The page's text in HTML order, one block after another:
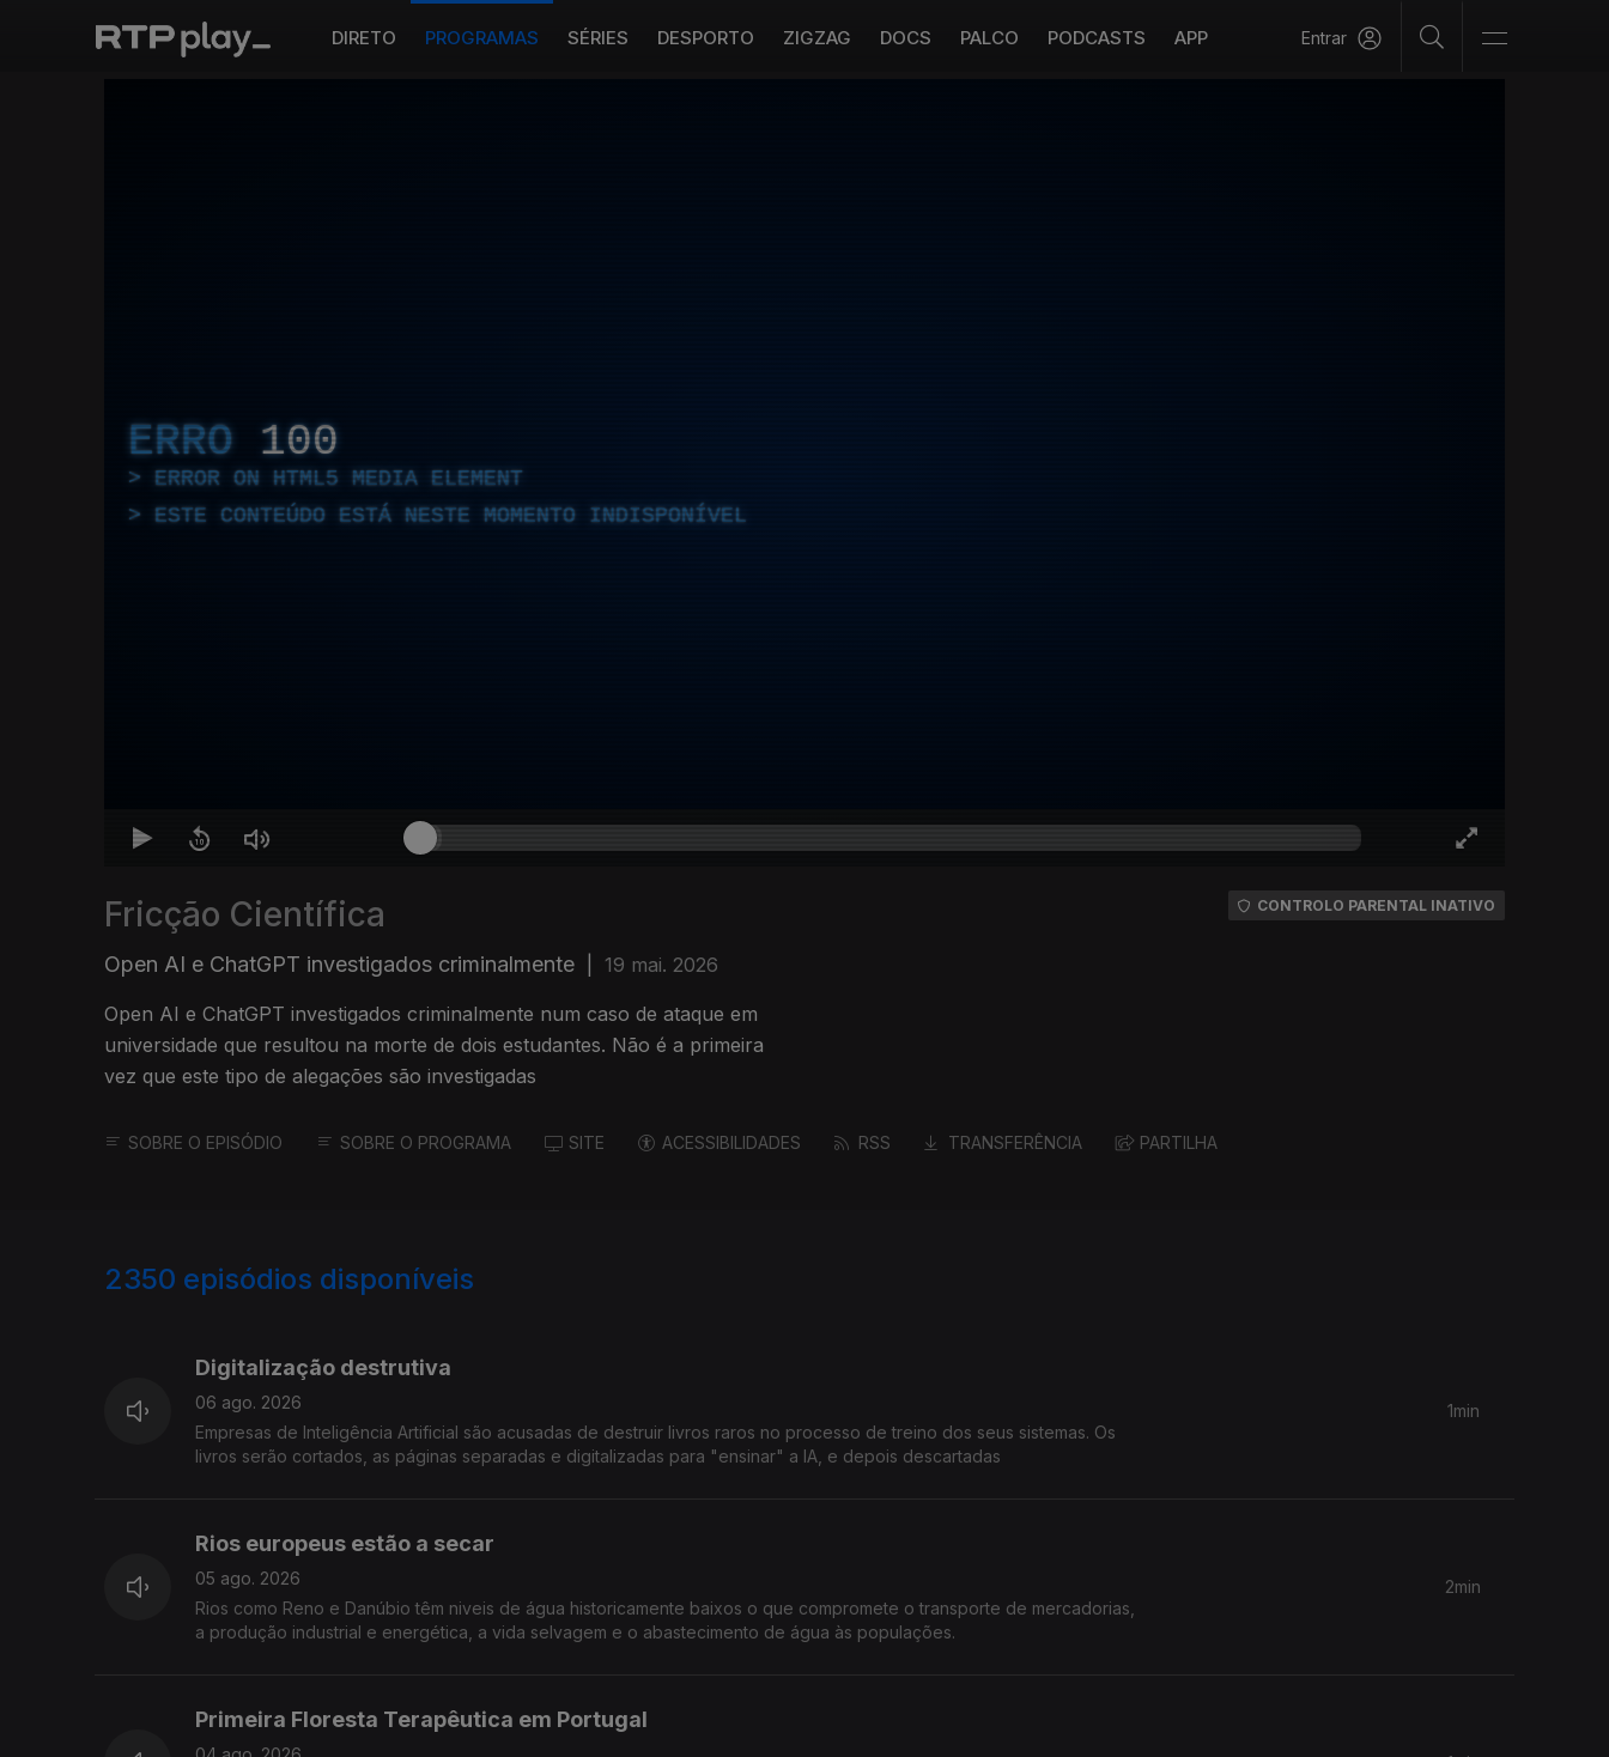
DIRETO PROGRAMAS SÉRIES DESPORTO ZIGZAG DOCS PALCO PODCASTS APP Entrar
ERRO 100
ERROR ON HTML5 MEDIA ELEMENT
ESTE CONTEÚDO ESTÁ NESTE MOMENTO INDISPONÍVEL
Fricção Científica
Open AI e ChatGPT investigados criminalmente 19 mai. 2026
Open AI e ChatGPT investigados criminalmente num caso de ataque em
universidade que resultou na morte de dois estudantes. Não é a primeira
vez que este tipo de alegações são investigadas
CONTROLO PARENTAL INATIVO
SOBRE O EPISÓDIO SOBRE O PROGRAMA SITE ACESSIBILIDADES RSS TRANSFERÊNCIA PARTILHA
2350 episódios disponíveis
Digitalização destrutiva
06 ago. 2026
Empresas de Inteligência Artificial são acusadas de destruir livros raros no processo de treino dos seus sistemas. Os
livros serão cortados, as páginas separadas e digitalizadas para "ensinar" a IA, e depois descartadas
1min
Rios europeus estão a secar
05 ago. 2026
Rios como Reno e Danúbio têm niveis de água historicamente baixos o que compromete o transporte de mercadorias,
a produção industrial e energética, a vida selvagem e o abastecimento de água às populações.
2min
Primeira Floresta Terapêutica em Portugal